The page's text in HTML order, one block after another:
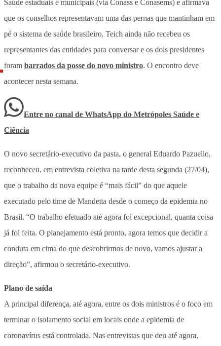
Saúde estaduais e municipais (via Conass e Conasems) e afirmava
que os conselhos representavam uma das pernas que mantinham em
pé o sistema de saúde brasileiro, Teich ainda não recebeu os
representantes das entidades para conversar e os dois presidentes
foram barrados da posse do novo ministro. O encontro deve
acontecer nesta semana.
Entre no canal de WhatsApp do Metrópoles Saúde e
Ciência
O novo secretário-executivo da pasta, o general Eduardo Pazuello,
reconheceu, em entrevista coletiva na tarde desta segunda (27/04),
que o trabalho da nova equipe é “mais fácil” do que aquele
executado pelo time de Mandetta desde o começo da epidemia no
Brasil. “O trabalho efetuado até agora foi excepcional, quanta coisa
já foi feita. O planejamento está pronto, agora temos que decidir a
conduta em cima do que descobrirmos de novo, vamos ajustar a
direção”, afirmou o secretário-executivo.
Plano de saída
A principal diferença, até agora, entre os dois ministros é o foco em
terminar o isolamento social em locais onde a epidemia de
coronavírus está controlada. Nas entrevistas que deu até agora,